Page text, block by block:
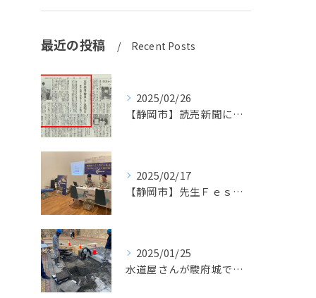
最近の投稿 Recent Posts
2025/02/26
【静岡市】読売新聞に掲載されました！長島設備の高卒採用活動
2025/02/17
【静岡市】先生Ｆｅｓで先生方に配管体験＆ドローンを実施しました！
2025/01/25
水道屋さんが駿府城で文化財発見！